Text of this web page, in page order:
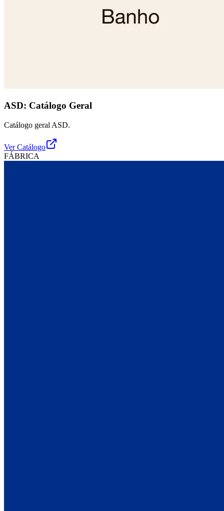
ASD: Catálogo Geral
Catálogo geral ASD.
Ver Catálogo
FÁBRICA